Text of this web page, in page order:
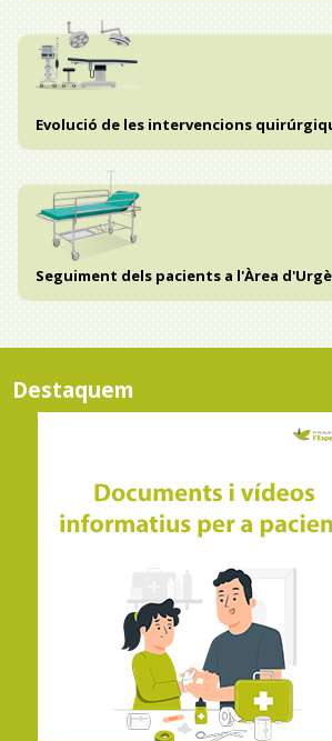
Evolució de les intervencions
Seguiment dels pacients a l'Àrea
Destaquem ​